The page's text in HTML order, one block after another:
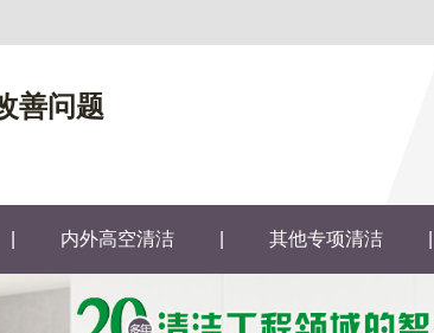
善问题
内外高空清洁 其他专项清洁